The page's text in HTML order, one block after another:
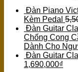
Đàn Piano
Kèm Pedal
Đàn Guitar
Chống Cong
Dành Cho
Đàn Guitar
1,690,000₫